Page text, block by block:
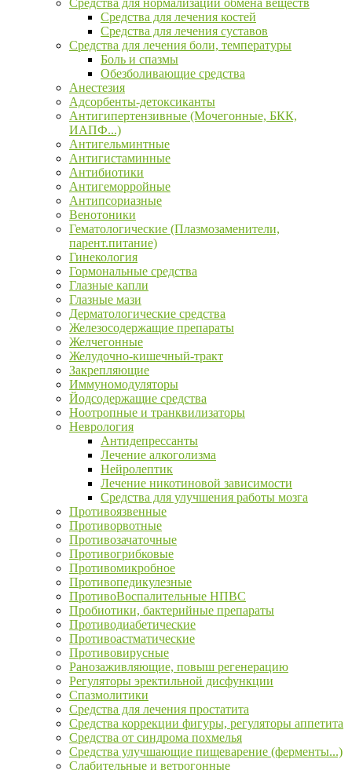
Средства для нормализации обмена веществ
Средства для лечения костей
Средства для лечения суставов
Средства для лечения боли, температуры
Боль и спазмы
Обезболивающие средства
Анестезия
Адсорбенты-детоксиканты
Антигипертензивные (Мочегонные, БКК,
ИАПФ...)
Антигельминтные
Антигистаминные
Антибиотики
Антигеморройные
Антипсориазные
Венотоники
Гематологические (Плазмозаменители,
парент.питание)
Гинекология
Гормональные средства
Глазные капли
Глазные мази
Дерматологические средства
Железосодержащие препараты
Желчегонные
Желудочно-кишечный-тракт
Закрепляющие
Иммуномодуляторы
Йодсодержащие средства
Ноотропные и транквилизаторы
Неврология
Антидепрессанты
Лечение алкоголизма
Нейролептик
Лечение никотиновой зависимости
Средства для улучшения работы мозга
Противоязвенные
Противорвотные
Противозачаточные
Противогрибковые
Противомикробное
Противопедикулезные
ПротивоВоспалительные НПВС
Пробиотики, бактерийные препараты
Противодиабетические
Противоастматические
Противовирусные
Ранозаживляющие, повыш регенерацию
Регуляторы эректильной дисфункции
Спазмолитики
Средства для лечения простатита
Средства коррекции фигуры, регуляторы аппетита
Средства от синдрома похмелья
Средства улучшающие пищеварение (ферменты...)
Слабительные и ветрогонные